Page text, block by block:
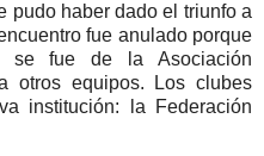
pudo haber dado el triunfo a
fue anulado porque
se fue de la Asociación
otros equipos. Los clubes
institución: la Federación